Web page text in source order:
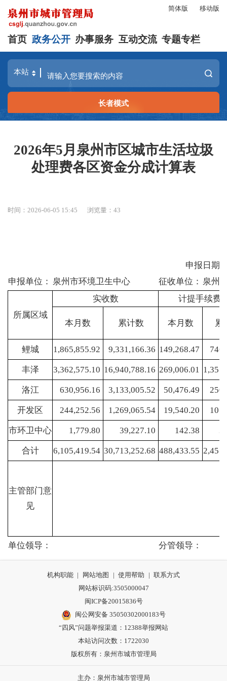
简体版 移动版
首页 政务公开 办事服务 互动交流 专题专栏
长者模式
2026年5月泉州市区城市生活垃圾
处理费各区资金分成计算表
时间：2026-06-05 15:45 浏览量：43
申报日期:
申报单位： 泉州市环境卫生中心 征收单位： 泉州
所属区域
实收数 计提手续费
本月数 累计数 本月数 累
鲤城 1,865,855.92 9,331,166.36 149,268.47
丰泽 3,362,575.10 16,940,788.16 269,006.01
洛江 630,956.16 3,133,005.52 50,476.49
开发区 244,252.56 1,269,065.54 19,540.20
市环卫中心 1,779.80 39,227.10 142.38
合计 6,105,419.54 30,713,252.68 488,433.55
主管部门意
见
单位领导： 分管领导：
机构职能 | 网站地图 | 使用帮助 | 联系方式
网站标识码:3505000047
闽ICP备20015836号
闽公网安备 35050302000183号
“四风”问题举报渠道： 12388举报网站
本站访问次数：1722030
版权所有：泉州市城市管理局
主办：泉州市城市管理局